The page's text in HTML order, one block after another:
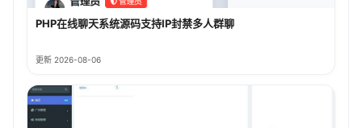
PHP在线聊天系统源码支持IP封禁多人群聊
更新 2026-08-06